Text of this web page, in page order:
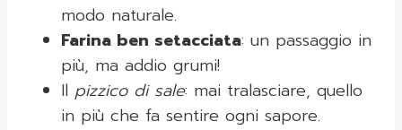
modo naturale.
Farina ben setacciata: un passaggio in
più, ma addio grumi!
Il pizzico di sale: mai tralasciare, quello
in più che fa sentire ogni sapore.